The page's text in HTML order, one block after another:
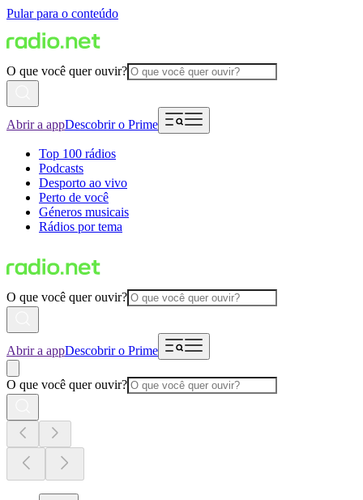
Pular para o conteúdo
O que você quer ouvir?
Abrir a appDescobrir o Prime
Top 100 rádios
Podcasts
Desporto ao vivo
Perto de você
Géneros musicais
Rádios por tema
O que você quer ouvir?
Abrir a appDescobrir o Prime
O que você quer ouvir?